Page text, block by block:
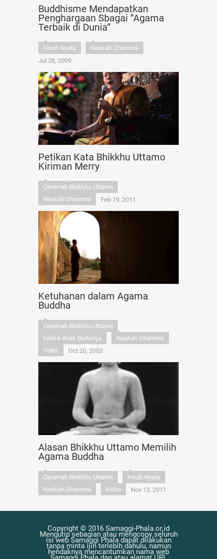
Buddhisme Mendapatkan
Penghargaan Sbagai “Agama
Terbaik di Dunia”
Kisah Nyata
Naskah Dhamma
Jul 28, 2009
Petikan Kata Bhikkhu Uttamo
Kiriman Merry
Ceramah Bhikkhu Uttamo
Naskah Dhamma
Feb 19, 2011
Ketuhanan dalam Agama
Buddha
Ceramah Bhikkhu Uttamo
Ketika Anak Bertanya
Naskah Dhamma
Video
Oct 20, 2003
Alasan Bhikkhu Uttamo Memilih
Agama Buddha
Ceramah Bhikkhu Uttamo
Kisah Nyata
Naskah Dhamma
Video Nov 13, 2011
Copyright © 2016 Samaggi-Phala.or.id
Mengutip sebagian atau mengcopy seluruh
isi web Samaggi Phala dapat dilakukan
tanpa minta ijin terlebih dahulu, namun
hendaknya mencantumkan nama web